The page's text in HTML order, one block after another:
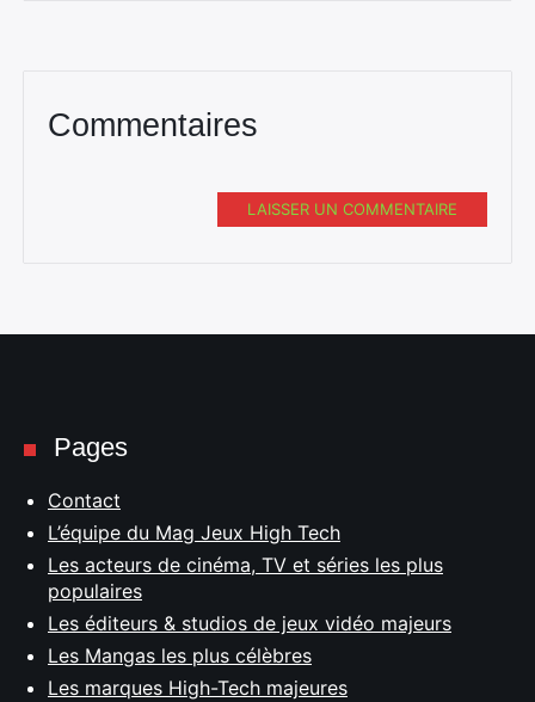
Commentaires
LAISSER UN COMMENTAIRE
Pages
Contact
L’équipe du Mag Jeux High Tech
Les acteurs de cinéma, TV et séries les plus
populaires
Les éditeurs & studios de jeux vidéo majeurs
Les Mangas les plus célèbres
Les marques High-Tech majeures